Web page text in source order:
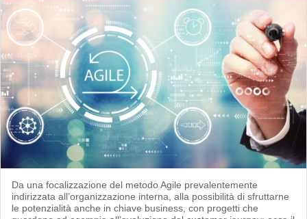
Da una focalizzazione del metodo Agile prevalentemente
indirizzata all’organizzazione interna, alla possibilità di sfruttarne
le potenzialità anche in chiave business, con progetti che